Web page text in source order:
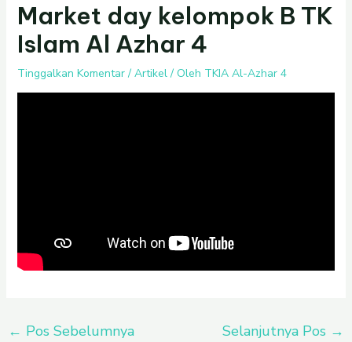
Market day kelompok B TK
Islam Al Azhar 4
Tinggalkan Komentar / Artikel/ Oleh TKIA Al-Azhar 4
← Pos Sebelumnya Selanjutnya Pos →